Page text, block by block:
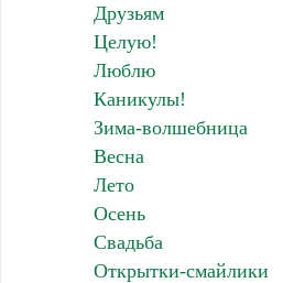
Друзьям
Целую!
Люблю
Каникулы!
Зима-волшебница
Весна
Лето
Осень
Свадьба
Открытки-смайлики